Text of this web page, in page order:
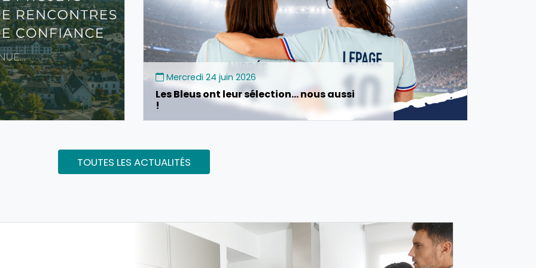
Mercredi 24 juin 2026
Les Bleus ont leur sélection… nous aussi
!
TOUTES LES ACTUALITÉS